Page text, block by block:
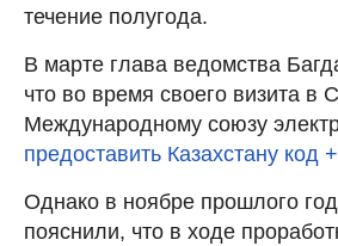
течение полугода.
В марте глава ведомства
что во время своего визита
Международному союзу
предоставить Казахстану код
Однако в ноябре прошлого
пояснили, что в ходе